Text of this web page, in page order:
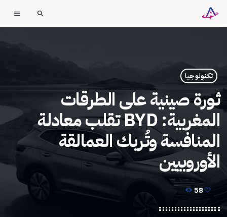
search
menu
تكنولوجيا
ثورة صينية على الطرقات
المغربية: BYD تقلب معادلة
المنافسة وتُربك العمالقة
الأوروبيين
58